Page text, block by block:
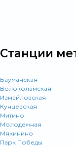
Станции
Бауманская
Волоколамская
Измайловская
Кунцевская
Митино
Молодёжная
Мякинино
Парк Победы